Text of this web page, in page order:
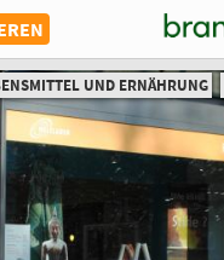
UND ERNÄHRUNG